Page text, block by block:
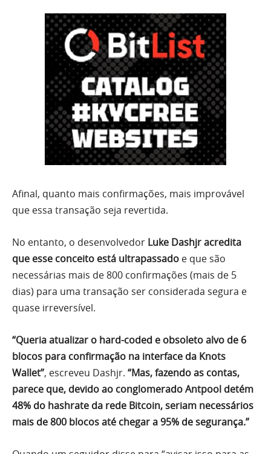
Afinal, quanto mais confirmações, mais improvável
que essa transação seja revertida.
No entanto, o desenvolvedor Luke Dashjr acredita
que esse conceito está ultrapassado e que são
necessárias mais de 800 confirmações (mais de 5
dias) para uma transação ser considerada segura e
quase irreversível.
“Queria atualizar o hard-coded e obsoleto alvo de 6
blocos para confirmação na interface da Knots
Wallet”, escreveu Dashjr. “Mas, fazendo as contas,
parece que, devido ao conglomerado Antpool detém
48% do hashrate da rede Bitcoin, seriam necessários
mais de 800 blocos até chegar a 95% de segurança.”